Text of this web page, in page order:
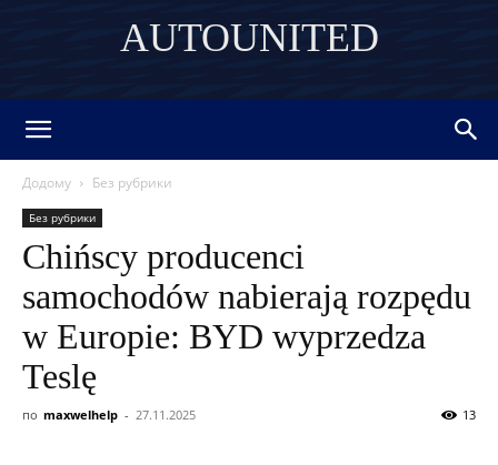
AUTOUNITED
Додому Без рубрики
Без рубрики
Chińscy producenci
samochodów nabierają rozpędu
w Europie: BYD wyprzedza
Teslę
по maxwelhelp - 27.11.2025 13